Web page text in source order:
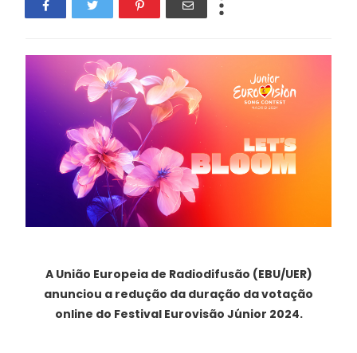
A União Europeia de Radiodifusão (EBU/UER)
anunciou a redução da duração da votação
online do Festival Eurovisão Júnior 2024.